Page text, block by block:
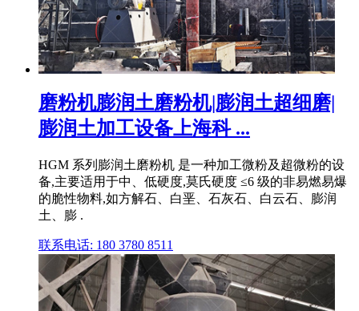
磨粉机膨润土磨粉机|膨润土超细磨|
膨润土加工设备上海科 ...
HGM 系列膨润土磨粉机 是一种加工微粉及超微粉的设
备,主要适用于中、低硬度,莫氏硬度 ≤6 级的非易燃易爆
的脆性物料,如方解石、白垩、石灰石、白云石、膨润
土、膨 .
联系电话: 180 3780 8511